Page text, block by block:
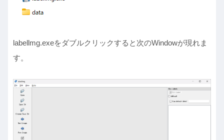
labellmg.exeをダブルクリックすると次のWindowが現れま
す。